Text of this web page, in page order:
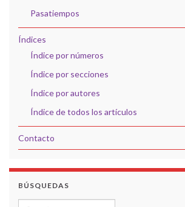
Pasatiempos
Índices
Índice por números
Índice por secciones
Índice por autores
Índice de todos los artículos
Contacto
BÚSQUEDAS